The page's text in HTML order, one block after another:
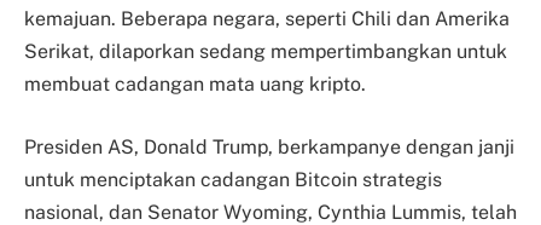
kemajuan. Beberapa negara, seperti Chili dan Amerika
Serikat, dilaporkan sedang mempertimbangkan untuk
membuat cadangan mata uang kripto.
Presiden AS, Donald Trump, berkampanye dengan janji
untuk menciptakan cadangan Bitcoin strategis
nasional, dan Senator Wyoming, Cynthia Lummis, telah